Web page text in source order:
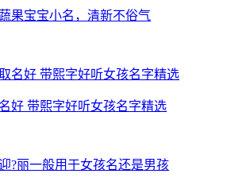
果宝宝小名，清新不俗气
好 带熙字好听女孩名字精选